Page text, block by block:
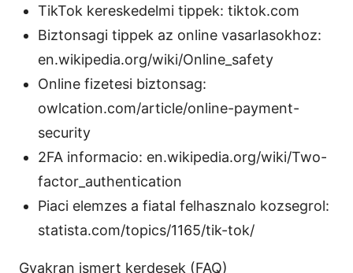
TikTok kereskedelmi tippek: tiktok.com
Biztonsagi tippek az online vasarlasokhoz:
en.wikipedia.org/wiki/Online_safety
Online fizetesi biztonsag:
owlcation.com/article/online-payment-
security
2FA informacio: en.wikipedia.org/wiki/Two-
factor_authentication
Piaci elemzes a fiatal felhasznalo kozsegrol:
statista.com/topics/1165/tik-tok/
Gyakran ismert kerdesek (FAQ)